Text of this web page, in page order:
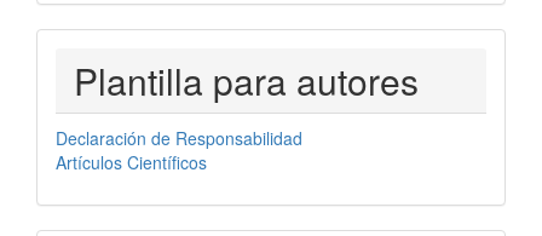
PLANTILLASAUTORES
Plantilla para autores
Declaración de Responsabilidad
Artículos Científicos